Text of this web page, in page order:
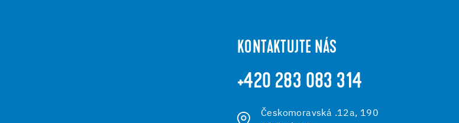
KONTAKTUJTE NÁS
+420 283 083 314
Českomoravská .12a, 190